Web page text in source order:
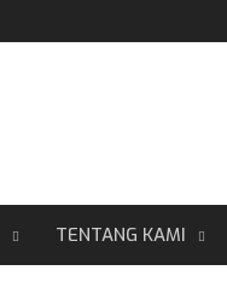
TENTANG KAMI